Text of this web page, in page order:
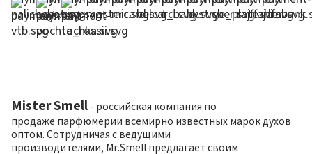
Mister Smell - российская компания по
продаже парфюмерии всемирно известных марок духов
оптом. Сотрудничая с ведущими
производителями, Mr.Smell предлагает своим